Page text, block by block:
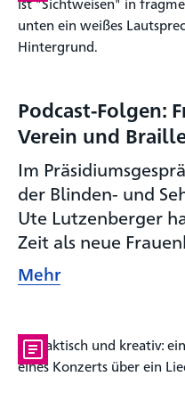
Podcast-Folgen:
Verein und
Im
der Blinden- und
Ute Lutzenberger
Zeit als neue
Mehr